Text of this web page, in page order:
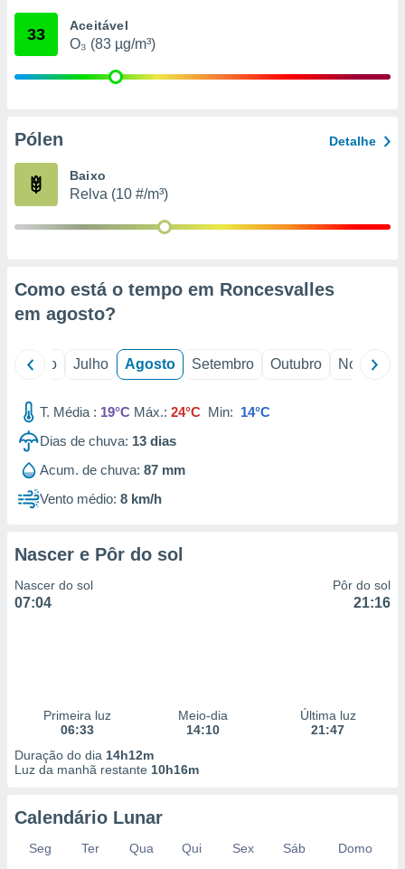
através
estudos
1199
33 Aceitável
O₃ (83 µg/m³)
Pólen Detalhe
Baixo
Relva (10 #/m³)
Como está o tempo em Roncesvalles
em agosto?
Junho Julho Agosto Setembro Outubro Novembro
T. Média : 19°C Máx.: 24°C Min: 14°C
Dias de chuva: 13 dias
Acum. de chuva: 87 mm
Vento médio: 8 km/h
Nascer e Pôr do sol
Nascer do sol
07:04
Pôr do sol
21:16
Primeira luz
06:33
Meio-dia
14:10
Última luz
21:47
Duração do dia 14h12m
Luz da manhã restante 10h16m
Calendário Lunar
Seg Ter Qua Qui Sex Sáb
Domo